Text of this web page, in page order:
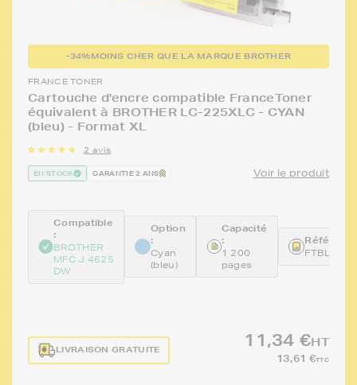
-34%MOINS CHER QUE LA MARQUE BROTHER
FRANCE TONER
Cartouche d'encre compatible FranceToner
équivalent à BROTHER LC-225XLC - CYAN
(bleu) - Format XL
2 avis
EN STOCK GARANTIE 2 ANS Voir le produit
Compatible
:
BROTHER
MFC J 4625
DW
Option
:
Cyan
(bleu)
Capacité
:
1 200
pages
LIVRAISON GRATUITE
11,34 €HT
13,61 €TTC